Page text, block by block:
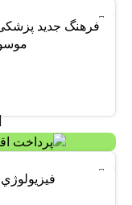
فرهنگ جدید